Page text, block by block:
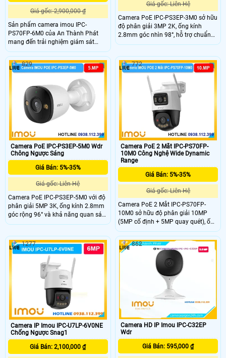
Giá gốc: 2,900,000 ₫
Sản phẩm camera imou IPC-
PS70FP-6M0 của An Thành Phát
mang đến trải nghiệm giám sát
toàn diện với khả năng ghi hình sắc
nét, âm thanh rõ ràng và cảnh báo
an ninh chủ động.
Giá gốc: Liên Hệ
Camera PoE IPC-PS3EP-3M0 sở hữu
độ phân giải 3MP 2K, ống kính
2.8mm góc nhìn 98°, hỗ trợ chuẩn
nén H.265 và tầm nhìn ban đêm
mic – loa đàm thoại 2 chiều, hỗ trợ
thẻ nhớ 512GB, kết nối PoE và đạt
chuẩn chống nước IP67.
Camera PoE IPC-PS3EP-5M0 Wdr
Chông Ngược Sáng
Giá Bán: 5%-35%
Giá gốc: Liên Hệ
Camera PoE IPC-PS3EP-5M0 với độ
phân giải 5MP 3K, ống kính 2.8mm
góc rộng 96° và khả năng quan sát
đêm 30m với hồng ngoại + LED giúp
PS3EP-5M0 cũng tích hợp mic, loa
hỗ trợ đàm thoại 2 chiều, phát hiện
người – phương tiện và lưu trữ thẻ
MicroSD đến 512GB.
829
Camera PoE 2 Mắt IPC-PS70FP-
10M0 Công Nghệ Wide Dynamic
Range
Giá Bán: 5%-35%
Giá gốc: Liên Hệ
Camera PoE 2 Mắt IPC-PS70FP-
10M0 sở hữu độ phân giải 10MP
(5MP cố định + 5MP quay quét), ống
kính 3.6mm góc nhìn 76°. Tầm nhìn
ban đêm 30m với LED + hồng ngoại,
mic – loa tích hợp, AI phát hiện
người, phương tiện, xâm nhập và
Smart Tracking. Hỗ trợ thẻ MicroSD
512GB, kết nối PoE.
772
Camera IP Imou IPC-U7LP-6V0NE
Chống Ngược Snag1
Giá Bán: 2,100,000 ₫
1277
Camera HD IP Imou IPC-C32EP
Wdr
Giá Bán: 595,000 ₫
862